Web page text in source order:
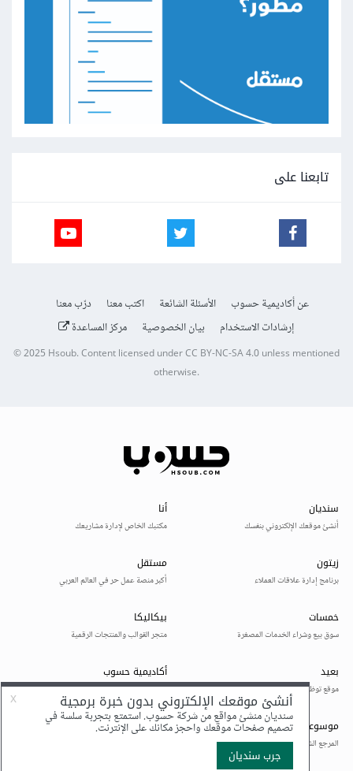
تابعنا على
عن أكاديمية حسوب الأسئلة الشائعة اكتب معنا
درّب معنا
إرشادات الاستخدام
بيان الخصوصية مركز المساعدة
© 2025Hsoub.Content licensed underCC BY-NC-SA 4.0unless mentioned
otherwise.